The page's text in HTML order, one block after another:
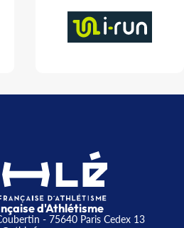
d'Athlétisme
- 75640 Paris Cedex 13